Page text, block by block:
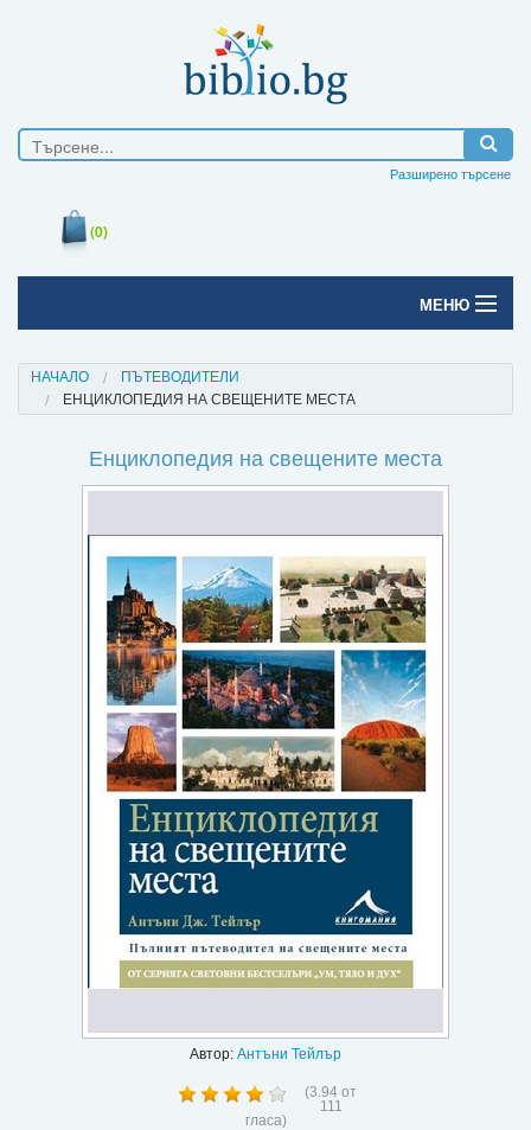
Разширено търсене
(0)
МЕНЮ
Печатни книги
Електронни книги
Регистрация
НАЧАЛО
ПЪТЕВОДИТЕЛИ
ЕНЦИКЛОПЕДИЯ НА СВЕЩЕНИТЕ МЕСТА
Енциклопедия на свещените места
Автор: Антъни Тейлър
(3.94 от
111
гласа)